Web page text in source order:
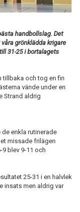
handbollslag. Det
grönklädda krigare
31-25 i bortalagets
tillbaka och tog en fin
vände under en
Strand aldrig
enkla rutinerade
missade frilägen
blev 9-11 och
25-31 i en halvlek
insats men aldrig var